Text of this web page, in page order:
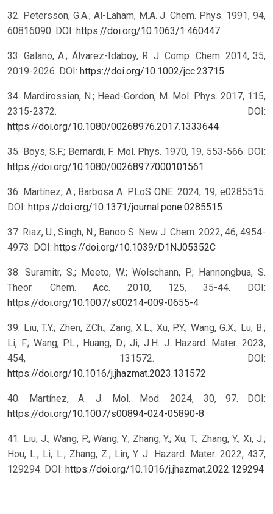
32. Petersson, G.A.; Al-Laham, M.A. J. Chem. Phys. 1991, 94,
60816090. DOI: https://doi.org/10.1063/1.460447
33. Galano, A.; Álvarez-Idaboy, R. J. Comp. Chem. 2014, 35,
2019-2026. DOI: https://doi.org/10.1002/jcc.23715
34. Mardirossian, N.; Head-Gordon, M. Mol. Phys. 2017, 115,
2315-2372. DOI:
https://doi.org/10.1080/00268976.2017.1333644
35. Boys, S.F.; Bernardi, F. Mol. Phys. 1970, 19, 553-566. DOI:
https://doi.org/10.1080/00268977000101561
36. Martínez, A.; Barbosa A. PLoS ONE. 2024, 19, e0285515.
DOI: https://doi.org/10.1371/journal.pone.0285515
37. Riaz, U.; Singh, N.; Banoo S. New J. Chem. 2022, 46, 4954-
4973. DOI: https://doi.org/10.1039/D1NJ05352C
38. Suramitr, S.; Meeto, W.; Wolschann, P.; Hannongbua, S.
Theor. Chem. Acc. 2010, 125, 35-44. DOI:
https://doi.org/10.1007/s00214-009-0655-4
39. Liu, T.Y.; Zhen, ZCh.; Zang, X.L.; Xu, P.Y.; Wang, G.X.; Lu, B.;
Li, F.; Wang, P.L.; Huang, D.; Ji, J.H. J. Hazard. Mater. 2023,
454, 131572. DOI:
https://doi.org/10.1016/j.jhazmat.2023.131572
40. Martínez, A. J. Mol. Mod. 2024, 30, 97. DOI:
https://doi.org/10.1007/s00894-024-05890-8
41. Liu, J.; Wang, P.; Wang, Y.; Zhang, Y.; Xu, T.; Zhang, Y.; Xi, J.;
Hou, L.; Li, L.; Zhang, Z.; Lin, Y. J. Hazard. Mater. 2022, 437,
129294. DOI: https://doi.org/10.1016/j.jhazmat.2022.129294